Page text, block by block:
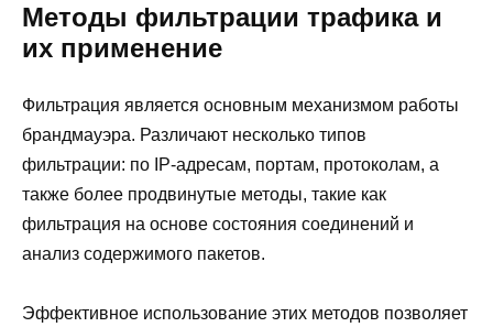
Методы фильтрации трафика и
их применение
Фильтрация является основным механизмом работы
брандмауэра. Различают несколько типов
фильтрации: по IP-адресам, портам, протоколам, а
также более продвинутые методы, такие как
фильтрация на основе состояния соединений и
анализ содержимого пакетов.
Эффективное использование этих методов позволяет